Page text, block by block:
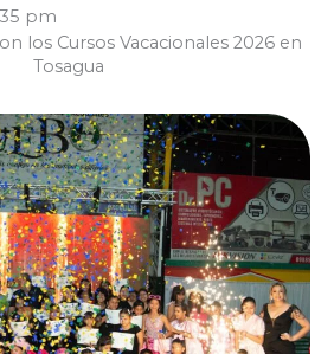
pm
los Cursos Vacacionales 2026 en
Tosagua